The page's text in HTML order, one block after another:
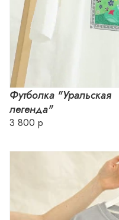
Футболка "Уральская
легенда"
3 800 р